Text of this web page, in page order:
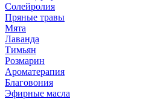
Солейролия
Пряные травы
Мята
Лаванда
Тимьян
Розмарин
Ароматерапия
Благовония
Эфирные масла